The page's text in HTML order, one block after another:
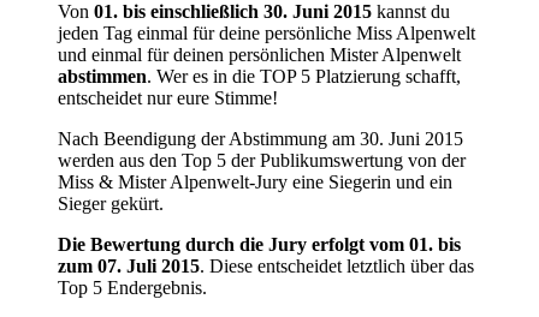
Von 01. bis einschließlich 30. Juni 2015 kannst du
jeden Tag einmal für deine persönliche Miss Alpenwelt
und einmal für deinen persönlichen Mister Alpenwelt
abstimmen. Wer es in die TOP 5 Platzierung schafft,
entscheidet nur eure Stimme!
Nach Beendigung der Abstimmung am 30. Juni 2015
werden aus den Top 5 der Publikumswertung von der
Miss & Mister Alpenwelt-Jury eine Siegerin und ein
Sieger gekürt.
Die Bewertung durch die Jury erfolgt vom 01. bis
zum 07. Juli 2015. Diese entscheidet letztlich über das
Top 5 Endergebnis.